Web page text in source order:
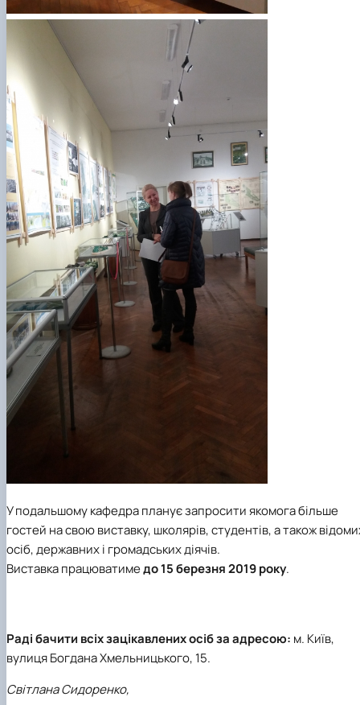
У подальшому кафедра планує запросити якомога більше
гостей на свою виставку, школярів, студентів, а також
осіб, державних і громадських діячів.
Виставка працюватимедо 15 березня 2019 року.
Раді бачити всіх зацікавлених осіб за адресою: м. Київ,
вулиця Богдана Хмельницького, 15.
Світлана Сидоренко,